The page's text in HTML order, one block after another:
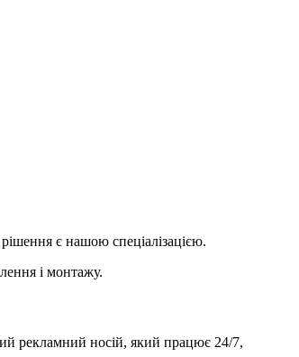
є нашою спеціалізацією.
і монтажу.
рекламний носій, який працює 24/7,